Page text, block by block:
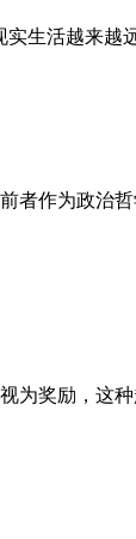
生活越来
者作为政
为奖励，这